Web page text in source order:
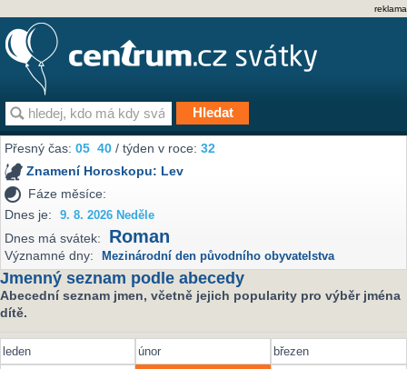
reklama
Přesný čas:05 40 / týden v roce:32
Znamení Horoskopu: Lev
Fáze měsíce:
Dnes je:
9. 8. 2026 Neděle
Dnes má svátek: Roman
Významné dny: Mezinárodní den původního obyvatelstva
Jmenný seznam podle abecedy
Abecední seznam jmen, včetně jejich popularity pro výběr jména
dítě.
leden únor
březen